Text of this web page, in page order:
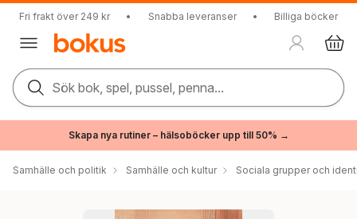
Fri frakt över 249 kr • Snabba leveranser • Billiga böcker
Sök bok, spel, pussel, penna...
Skapa nya rutiner – hälsoböcker upp till 50% →
Samhälle och politik Samhälle och kultur Sociala grupper och